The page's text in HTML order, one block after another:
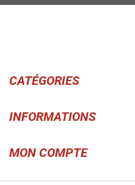
CATÉGORIES
INFORMATIONS
MON COMPTE